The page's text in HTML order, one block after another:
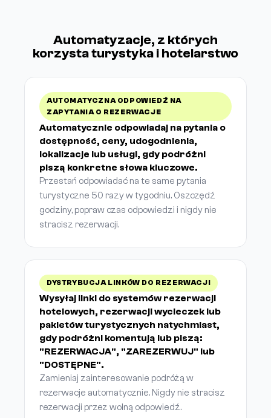
Automatyzacje, z których
korzysta turystyka i hotelarstwo
AUTOMATYCZNA ODPOWIEDŹ NA
ZAPYTANIA O REZERWACJE
Automatycznie odpowiadaj na pytania o
dostępność, ceny, udogodnienia,
lokalizacje lub usługi, gdy podróżni
piszą konkretne słowa kluczowe.
Przestań odpowiadać na te same pytania
turystyczne 50 razy w tygodniu. Oszczędź
godziny, popraw czas odpowiedzi i nigdy nie
stracisz rezerwacji.
DYSTRYBUCJA LINKÓW DO REZERWACJI
Wysyłaj linki do systemów rezerwacji
hotelowych, rezerwacji wycieczek lub
pakietów turystycznych natychmiast,
gdy podróżni komentują lub piszą:
"REZERWACJA", "ZAREZERWUJ" lub
"DOSTĘPNE".
Zamieniaj zainteresowanie podróżą w
rezerwacje automatycznie. Nigdy nie stracisz
rezerwacji przez wolną odpowiedź.